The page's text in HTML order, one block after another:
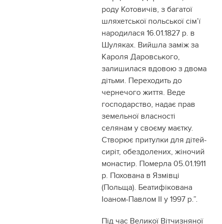
роду Котовичів, з багатої
шляхетської польської сім’ї
народилася 16.01.1827 р. в
Шуляках. Вийшла заміж за
Кароля Даровського,
залишилася вдовою з двома
дітьми. Переходить до
чернечого життя. Веде
господарство, надає прав
земельної власності
селянам у своєму маєтку.
Створює притулки для дітей-
сиріт, обездолених, жіночий
монастир. Померла 05.01.1911
р. Похована в Язмівці
(Польща). Беатифікована
Іоаном-Павлом II у 1997 р.”.
Під час Великої Вітчизняної